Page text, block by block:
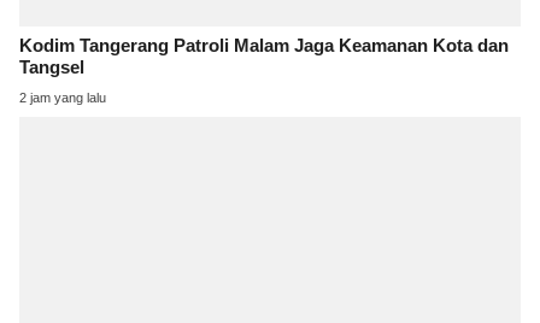
Kodim Tangerang Patroli Malam Jaga Keamanan Kota dan
Tangsel
2 jam yang lalu